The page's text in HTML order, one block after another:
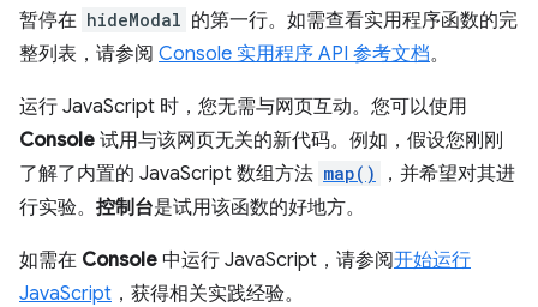
暂停在 hideModal 的第一行。如需查看实用程序函数的完
整列表，请参阅 Console 实用程序 API 参考文档。
运行 JavaScript 时，您无需与网页互动。您可以使用
Console 试用与该网页无关的新代码。例如，假设您刚刚
了解了内置的 JavaScript 数组方法 map()
，并希望对其进
行实验。 控制台是试用该函数的好地方。
如需在 Console 中运行 JavaScript，请参阅开始运行
JavaScript ，获得相关实践经验。